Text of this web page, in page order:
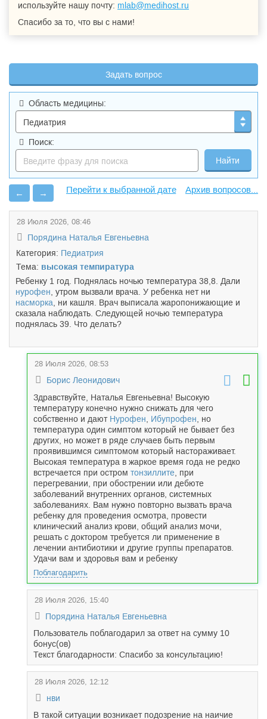
используйте нашу почту: mlab@medihost.ru
Спасибо за то, что вы с нами!
Задать вопрос
Область медицины:
Поиск:
← → Архив вопросов...
28 Июля 2026, 08:46
Порядина Наталья Евгеньевна
Категория: Педиатрия
Тема: высокая темпиратура
Ребенку 1 год. Поднялась ночью температура 38,8. Дали
нурофен , утром вызвали врача. У ребенка нет ни
насморка , ни кашля. Врач выписала жаропонижающие и
сказала наблюдать. Следующей ночью температура
поднялась 39. Что делать?
28 Июля 2026, 08:53
Борис Леонидович
Здравствуйте, Наталья Евгеньевна! Высокую
температуру конечно нужно снижать для чего
собственно и дают Нурофен Ибупрофен , но
температура один симптом который не бывает без
других, но может в ряде случаев быть первым
проявившимся симптомом который настораживает.
Высокая температура в жаркое время года не редко
встречается при остром тонзиллите , при
перегревании, при обострении или дебюте
заболеваний внутренних органов, системных
заболеваниях. Вам нужно повторно вызвать врача
ребенку для проведения осмотра, провести
клинический анализ крови, общий анализ мочи,
решать с доктором требуется ли применение в
лечении антибиотики и другие группы препаратов.
Удачи вам и здоровья вам и ребенку
Поблагодарить
28 Июля 2026, 15:40
Порядина Наталья Евгеньевна
Пользователь поблагодарил за ответ на сумму 10
бонус(ов)
Текст благодарности: Спасибо за консультацию!
28 Июля 2026, 12:12
нви
В такой ситуации возникает подозрение на наичие